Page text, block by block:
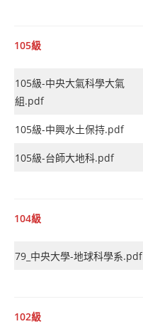
105級
105級-中央大氣科學大氣
組.pdf
105級-中興水土保持.pdf
105級-台師大地科.pdf
104級
79_中央大學-地球科學系.pdf
102級